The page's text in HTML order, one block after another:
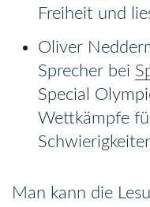
Freiheit und
Oliver
Sprecher bei
Special
Wettkämpfe
Man kann die